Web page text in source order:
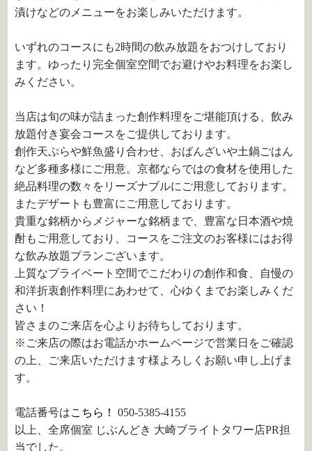
漬けなどのメニューをお楽しみいただけます。
いずれのコースにも2時間の飲み放題をおつけしており
ます。ゆったり完全個室空間でお避けやお料理をお楽し
みください。
当店は旬の味が詰まった創作料理をご堪能頂ける、飲み
放題付き宴会コースをご提供しております。
創作天ぷらや鮮魚盛り合わせ、おばんざいや土鍋ごはん
など多種多様にご用意。京都ならではの食材を使用した
絶品料理の数々をリーズナブルにご用意しております。
またデザートも豊富にご用意しております。
貴重な銘柄からメジャーな銘柄まで、豊富な日本酒や焼
酎もご用意しており、コースをご注文のお客様にはお得
な飲み放題プランございます。
上質なプライベート空間でこだわりの創作和食、自慢の
和洋折衷創作料理にあわせて、心ゆくまでお楽しみくだ
さい！
皆さまのご来店を心よりお待ちしております。
※ご来店の際はお電話かホームページで営業日をご確認
の上、ご来店いただけます様よろしくお願い申し上げま
す。
電話番号はこちら！
050-5385-4155
以上、全席個室 じぶんどき 大崎ブライトタワー店PR担
当でした。